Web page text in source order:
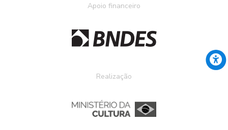
Apoio financeiro
Realização